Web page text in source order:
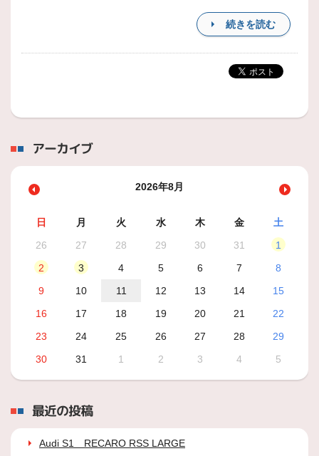
続きを読む
アーカイブ
2026年8月
日 月 火 水 木 金
土
26
27 28 29 30 31
1
2
3 4 5 6 7
8
9
10 11 12 13 14
15
16
17 18 19 20 21
22
23
24 25 26 27 28
29
30
31 1 2 3 4 5
最近の投稿
Audi S1 RECARO RSS LARGE